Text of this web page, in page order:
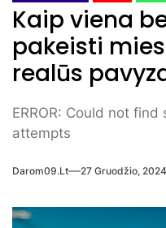
Kaip viena
pakeisti
realūs
ERROR: Could not
attempts
Darom09.lt 27 Gruodžio, 2024